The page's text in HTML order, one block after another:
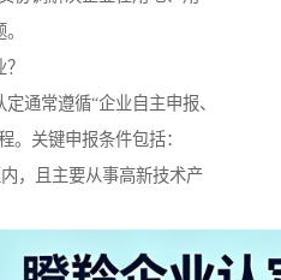
通常遵循“企业自主申报、
。关键申报条件包括：
，且主要从事高新技术产